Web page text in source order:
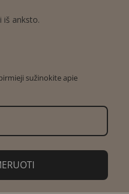
iš anksto.
sužinokite apie